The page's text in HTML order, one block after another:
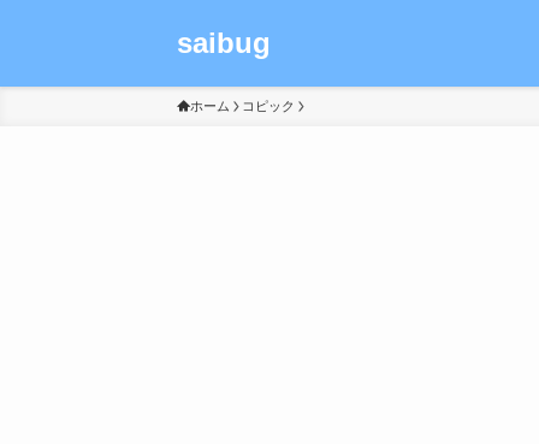
saibug
ホーム コピック